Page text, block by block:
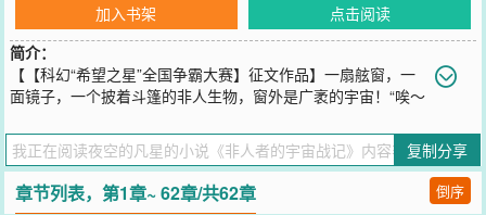
加入书架
点击阅读
简介：
【【科幻“希望之星”全国争霸大赛】征文作品】一扇舷窗，一
面镜子，一个披着斗篷的非人生物，窗外是广袤的宇宙！“唉～
那不符合人类审美观的脸自恋道。“可惜！地球暂时是回不去了，那…
我为何不在这宇宙中闯出一片天呢？嘿嘿哈哈哈哈……”一阵嚣张的笑
声中，非人生物摔镜而起……
您要是觉得《 非人者的宇宙战记》还不错的话请不要忘记向您QQ群和
复制分享
章节列表，第1章~ 62章/共62章 倒序